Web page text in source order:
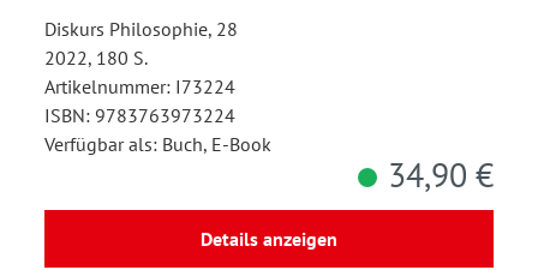
Diskurs Philosophie, 28
2022, 180 S.
Artikelnummer: I73224
ISBN: 9783763973224
Verfügbar als: Buch, E-Book
34,90 €
Details anzeigen